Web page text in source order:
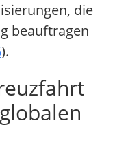
die
beauftragen
).